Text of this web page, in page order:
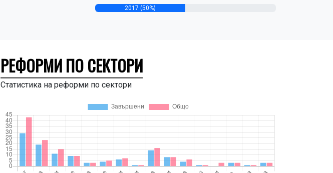
2017 (50%)
РЕФОРМИ ПО СЕКТОРИ
Статистика на реформи по сектори